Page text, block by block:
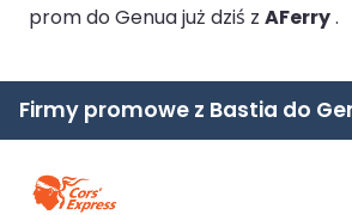
prom do Genua już dziś z AFerry.
Firmy promowe z Bastia do